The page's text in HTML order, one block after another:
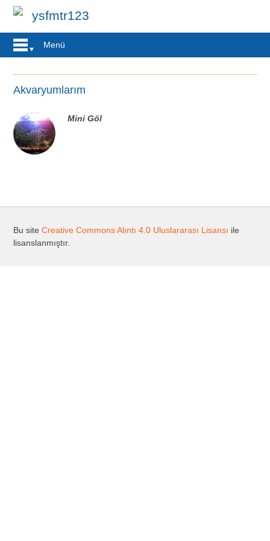
ysfmtr123
Menü
Akvaryumlarım
Mini Göl
Bu siteCreative Commons Alıntı 4.0 Uluslararası Lisansı ile
lisanslanmıştır.